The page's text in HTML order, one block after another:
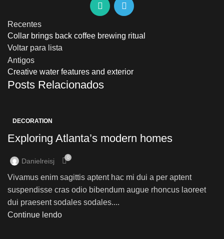
Recentes
Collar brings back coffee brewing ritual
Voltar para lista
Antigos
Creative water features and exterior
Posts Relacionados
DECORATION
Exploring Atlanta’s modern homes
Danielreisj 0
Vivamus enim sagittis aptent hac mi dui a per aptent
suspendisse cras odio bibendum augue rhoncus laoreet
dui praesent sodales sodales....
Continue lendo